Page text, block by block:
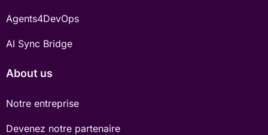
Agents4DevOps
AI Sync Bridge
About us
Notre entreprise
Devenez notre partenaire